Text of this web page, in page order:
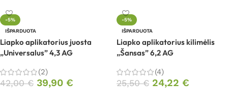
-5%
IŠPARDUOTA
Liapko aplikatorius juosta
„Universalus” 4,3 AG
(2)
42,00€ 39,90 €
-5%
IŠPARDUOTA
Liapko aplikatorius kilimėlis
„Šansas” 6,2 AG
(4)
25,50€ 24,22 €